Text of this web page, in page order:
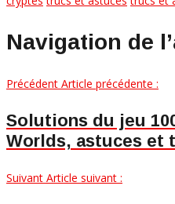
Navigation de
Précédent Article précédente :
Solutions du jeu
Worlds, astuces et
Suivant Article suivant :